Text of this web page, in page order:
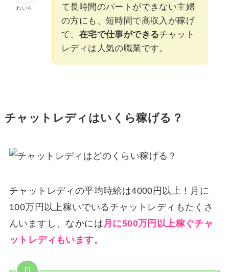
れいら
て長時間のパートができない主婦
の方にも、短時間で高収入が稼げ
て、 在宅で仕事ができるチャット
レディは人気の職業です。
チャットレディはいくら稼げる？
チャットレディの平均時給は4000円以上！月に
100万円以上稼いでいるチャットレディもたくさ
んいますし、なかには 月に500万円以上稼ぐチャ
ットレディもいます。